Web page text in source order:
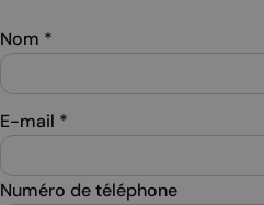
Nom *
E-mail *
Numéro de téléphone